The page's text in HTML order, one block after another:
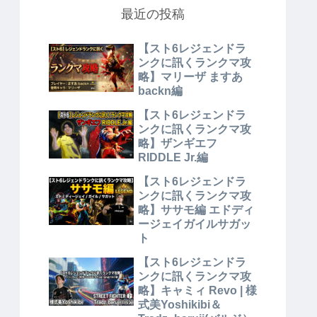
最近の投稿
【スト6レジェンドラ
ンクに訊くランクマ攻
略】マリーザ ますあ
backn編
【スト6レジェンドラ
ンクに訊くランクマ攻
略】ザンギエフ
RIDDLE Jr.編
【スト6レジェンドラ
ンクに訊くランクマ攻
略】ササモ編 エドディ
ージェイガイルサガッ
ト
【スト6レジェンドラ
ンクに訊くランクマ攻
略】キャミィ Revo | 様
式美Yoshikibi＆